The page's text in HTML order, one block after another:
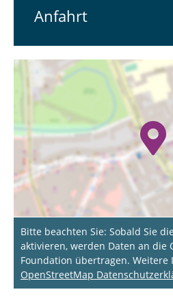
Anfahrt
Bitte beachten Sie: Sobald Sie
aktivieren, werden Daten an die
Foundation übertragen. Weitere
OpenStreetMap